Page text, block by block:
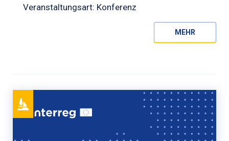
Veranstaltungsart: Konferenz
MEHR